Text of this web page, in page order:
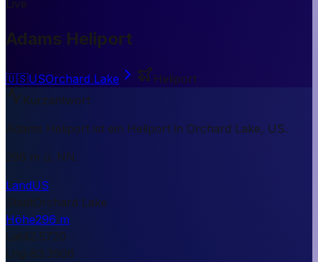
Live
Adams Heliport
🇺🇸USOrchard Lake
Heliport
Kurzantwort
Adams Heliport ist ein Heliport in Orchard Lake, US.
296 m ü. NN.
LandUS
StadtOrchard Lake
Höhe296 m
Lat42.5720
Lng-83.3906